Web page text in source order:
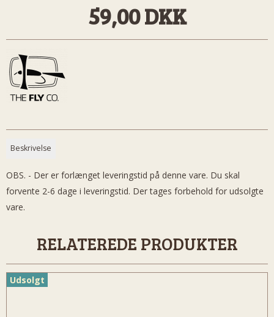
59,00 DKK
Beskrivelse
OBS. - Der er forlænget leveringstid på denne vare. Du skal
forvente 2-6 dage i leveringstid. Der tages forbehold for udsolgte
vare.
RELATEREDE PRODUKTER
Udsolgt